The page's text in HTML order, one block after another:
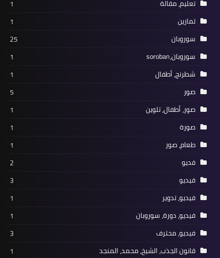
تعليم، مقالة
1
تمارين
1
سوروبان
25
سوروبان،soroban
1
شطرنج، أطفال
1
صور
5
صور، أطفال، تلوين
1
صورة
1
طعام، صور
1
فديو
2
فيديو
3
فيديو، تدوير
1
فيديو، دورة، سوروبان
1
فيديو، محترف
3
قانون الجذب، الشيخ، محمد، المنجد
1